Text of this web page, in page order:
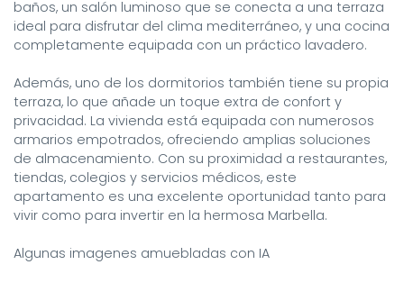
baños, un salón luminoso que se conecta a una terraza
ideal para disfrutar del clima mediterráneo, y una cocina
completamente equipada con un práctico lavadero.
Además, uno de los dormitorios también tiene su propia
terraza, lo que añade un toque extra de confort y
privacidad. La vivienda está equipada con numerosos
armarios empotrados, ofreciendo amplias soluciones
de almacenamiento. Con su proximidad a restaurantes,
tiendas, colegios y servicios médicos, este
apartamento es una excelente oportunidad tanto para
vivir como para invertir en la hermosa Marbella.
Algunas imagenes amuebladas con IA